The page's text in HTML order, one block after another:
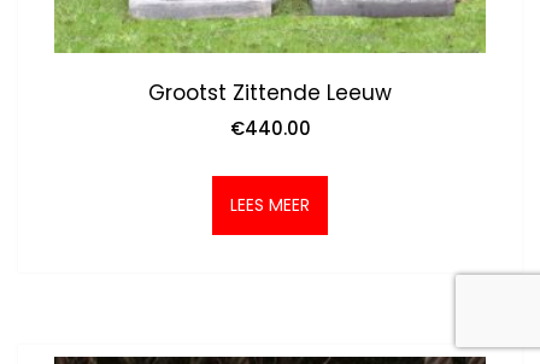
Grootst Zittende Leeuw
€440.00
LEES MEER